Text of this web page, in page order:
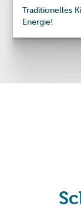
Traditionelles
Energie!